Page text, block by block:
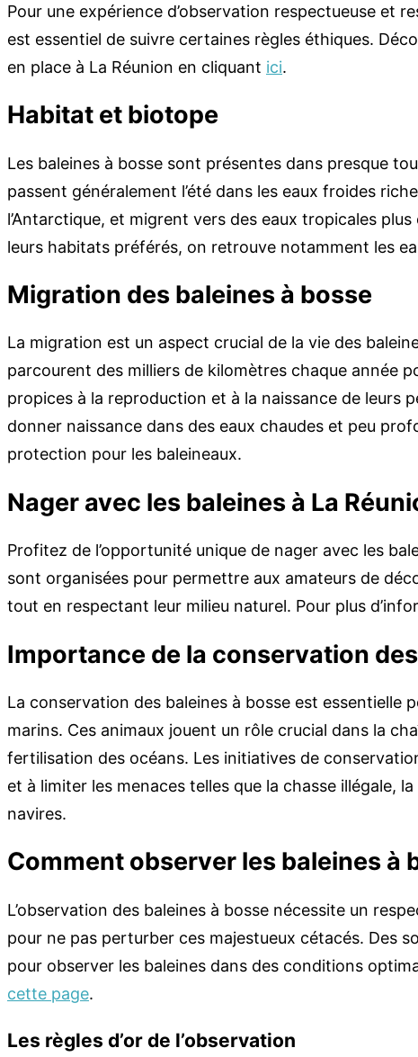
Pour une expérience d’observation respectueuse et
est essentiel de suivre certaines règles éthiques.
en place à La Réunion en cliquant ici.
Habitat et biotope
Les baleines à bosse sont présentes dans presque
passent généralement l’été dans les eaux froides
l’Antarctique, et migrent vers des eaux tropicales
leurs habitats préférés, on retrouve notamment les
Migration des baleines à bosse
La migration est un aspect crucial de la vie des
parcourent des milliers de kilomètres chaque année
propices à la reproduction et à la naissance de leurs
donner naissance dans des eaux chaudes et peu
protection pour les baleineaux.
Nager avec les baleines à La
Profitez de l’opportunité unique de nager avec les
sont organisées pour permettre aux amateurs de
tout en respectant leur milieu naturel. Pour plus
Importance de la conservation
La conservation des baleines à bosse est essentielle
marins. Ces animaux jouent un rôle crucial dans la
fertilisation des océans. Les initiatives de
et à limiter les menaces telles que la chasse illégale,
navires.
Comment observer les baleines à
L’observation des baleines à bosse nécessite un
pour ne pas perturber ces majestueux cétacés. Des
pour observer les baleines dans des conditions
cette page.
Les règles d’or de l’observation